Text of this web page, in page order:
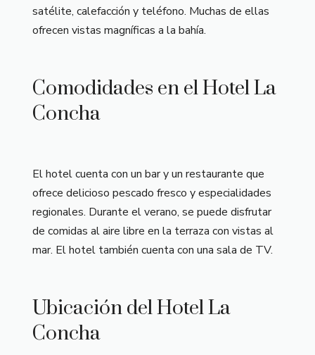
satélite, calefacción y teléfono. Muchas de ellas
ofrecen vistas magníficas a la bahía.
Comodidades en el Hotel La
Concha
El hotel cuenta con un bar y un restaurante que
ofrece delicioso pescado fresco y especialidades
regionales. Durante el verano, se puede disfrutar
de comidas al aire libre en la terraza con vistas al
mar. El hotel también cuenta con una sala de TV.
Ubicación del Hotel La
Concha